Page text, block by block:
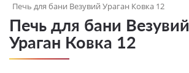
Печь для бани Везувий Ураган Ковка 12
Печь для бани Везувий
Ураган Ковка 12